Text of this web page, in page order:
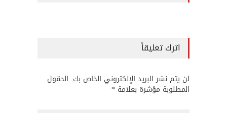
اترك تعليقاً
لن يتم نشر البريد الإلكتروني الخاص بك. الحقول
المطلوبة مؤشرة بعلامة *